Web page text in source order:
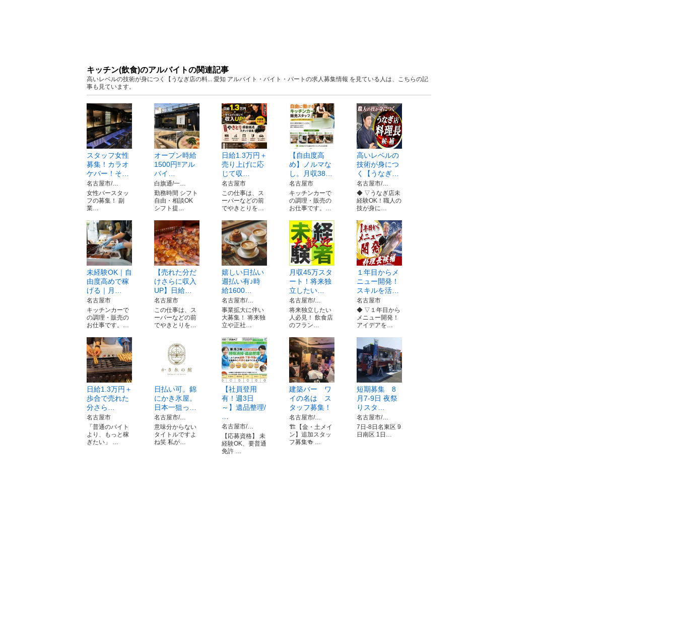
キッチン(飲食)のアルバイトの関連記事
高いレベルの技術が身につく【うなぎ店の料... 愛知 アルバイト・バイト・パートの求人募集情報 を見ている人は、こちらの記
事も見ています。
スタッフ女性
募集！カラオ
ケバー！そ…
名古屋市/…
女性バースタッ
フの募集！ 副
業…
オープン時給
1500円‼️アル
バイ…
白旗通/一…
勤務時間 シフト
自由・相談OK
シフト提…
日給1.3万円＋
売り上げに応
じて収…
名古屋市
この仕事は、ス
ーパーなどの前
でやきとりを…
【自由度高
め】ノルマな
し。月収38…
名古屋市
キッチンカーで
の調理・販売の
お仕事です。…
高いレベルの
技術が身につ
く【うなぎ…
名古屋市/…
◆ ▽うなぎ店未
経験OK！職人の
技が身に…
未経験OK｜自
由度高めで稼
げる｜月…
名古屋市
キッチンカーで
の調理・販売の
お仕事です。…
【売れた分だ
けさらに収入
UP】日給…
名古屋市
この仕事は、ス
ーパーなどの前
でやきとりを…
嬉しい日払い
週払い有♪時
給1600…
名古屋市/…
事業拡大に伴い
大募集！ 将来独
立や正社…
月収45万スタ
ート！将来独
立したい…
名古屋市/…
将来独立したい
人必見！ 飲食店
のフラン…
１年目からメ
ニュー開発！
スキルを活…
名古屋市
◆ ▽１年目から
メニュー開発！
アイデアを…
日給1.3万円＋
歩合で売れた
分さら…
名古屋市
「普通のバイト
より、もっと稼
ぎたい」 …
日払い可。錦
にかき氷屋。
日本一狙っ…
名古屋市/…
意味分からない
タイトルですよ
ね笑 私が…
【社員登用
有！週3日
～】遺品整理/
名古屋市/…
【応募資格】 未
経験OK、要普通
免許 …
建築バー ワ
イの名は ス
タッフ募集！
名古屋市/…
🏗️【金・土メイ
ン】追加スタッ
フ募集🍻 …
短期募集 8
月7-9日 夜祭
りスタ…
名古屋市/…
7日-8日名東区 9
日南区 1日…